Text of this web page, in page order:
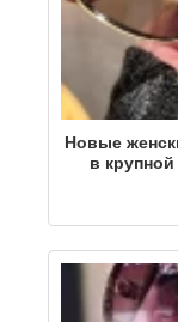
Новые
в
блестящим